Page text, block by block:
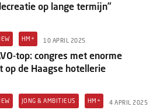
op lange termijn”
HM+ 10 APRIL 2025
top: congres met enorme
op de Haagse hotellerie
JONG & AMBITIEUS HM+ 4 APRIL 2025